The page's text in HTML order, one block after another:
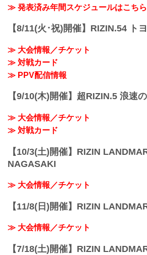
定）/ 14:00開始（
RIZIN FFオフィシ
します。
沖縄アリーナ
≫ 発表済み年間スケジュールはこちら
【8/11(火･祝)開催】RIZIN.54 ト
≫ 大会情報／チケット
≫ 対戦カード
≫ PPV配信情報
【9/10(木)開催】超RIZIN.5 浪速
≫ 大会情報／チケット
≫ 対戦カード
【10/3(土)開催】RIZIN
NAGASAKI
≫ 大会情報／チケット
【11/8(日)開催】RIZIN
≫ 大会情報／チケット
【7/18(土)開催】RIZIN